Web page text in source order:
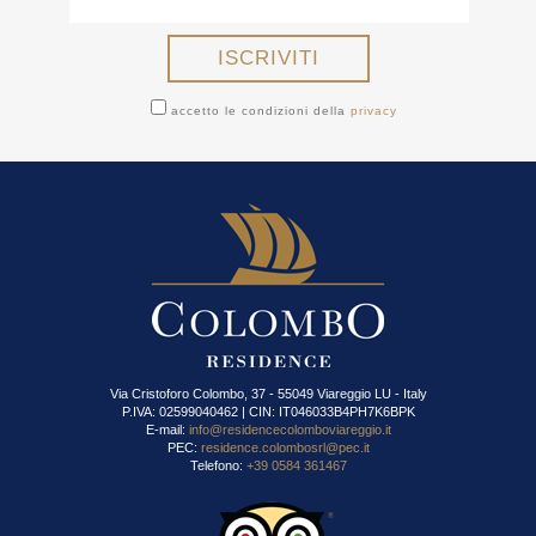
accetto le condizioni dellaprivacy
Via Cristoforo Colombo, 37 - 55049 Viareggio LU - Italy
P.IVA: 02599040462 | CIN: IT046033B4PH7K6BPK
E-mail: info@residencecolomboviareggio.it
PEC: residence.colombosrl@pec.it
Telefono: +39 0584 361467